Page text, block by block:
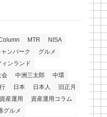
MTR
NISA
ンパーク
グルメ
ィンランド
会 中洲三太郎
中環
日本 日本人
旧正月
資産運用
資産運用コラム
グルメ